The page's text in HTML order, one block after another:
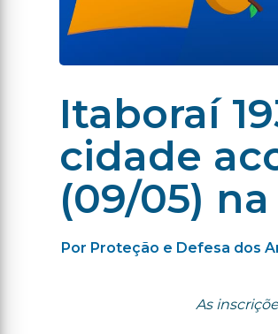
Itaboraí
cidade
(09/05)
Por Proteção e Defesa dos
As